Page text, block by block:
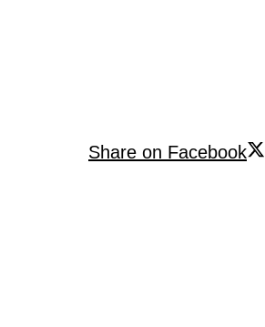
Share on Facebook